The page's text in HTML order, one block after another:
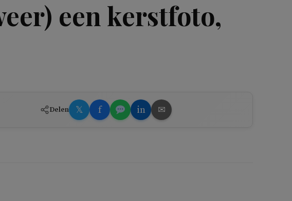
een kerstfoto,
Delen 𝕏 f in ✉